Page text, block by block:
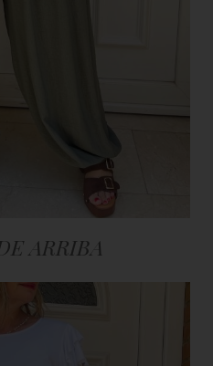
ARRIBA